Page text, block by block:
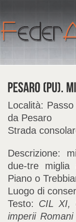
Località:
da Pesaro
Strada
Descrizione:
due-tre
Piano o
Luogo di
Testo: CIL XI,
imperii